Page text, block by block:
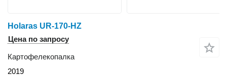
Holaras UR-170-HZ
Цена по запросу
Картофелекопалка
2019